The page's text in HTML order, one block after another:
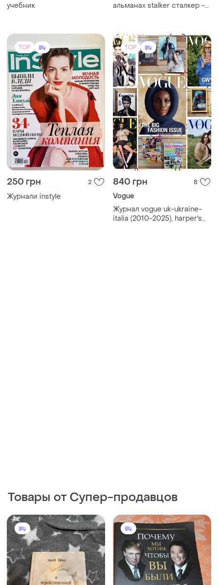
250 грн 2
Журнали instyle
840 грн 8
Vogue
Журнал vogue uk-ukraine-
italia (2010-2025), harper's
bazaar, national geographic,
esquire, журналы все
звёзды